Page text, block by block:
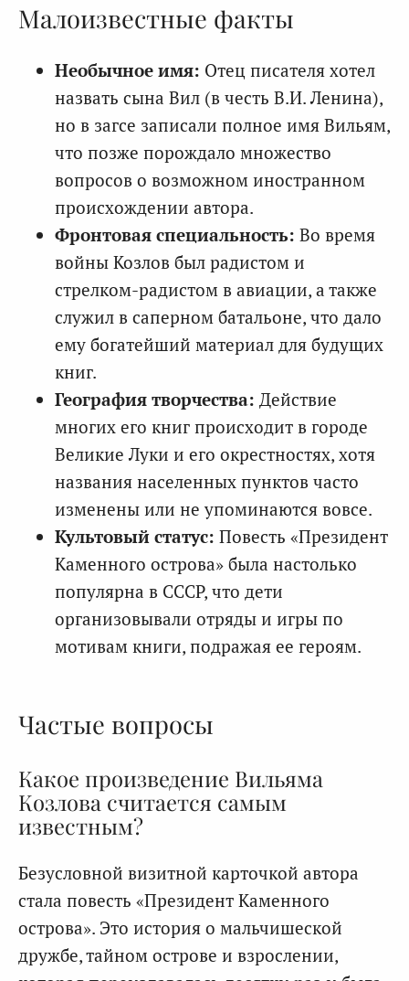
Малоизвестные факты
Необычное имя: Отец писателя хотел
назвать сына Вил (в честь В.И. Ленина),
но в загсе записали полное имя Вильям,
что позже порождало множество
вопросов о возможном иностранном
происхождении автора.
Фронтовая специальность: Во время
войны Козлов был радистом и
стрелком-радистом в авиации, а также
служил в саперном батальоне, что дало
ему богатейший материал для будущих
книг.
География творчества: Действие
многих его книг происходит в городе
Великие Луки и его окрестностях, хотя
названия населенных пунктов часто
изменены или не упоминаются вовсе.
Культовый статус: Повесть «Президент
Каменного острова» была настолько
популярна в СССР, что дети
организовывали отряды и игры по
мотивам книги, подражая ее героям.
Частые вопросы
Какое произведение Вильяма
Козлова считается самым
известным?
Безусловной визитной карточкой автора
стала повесть «Президент Каменного
острова». Это история о мальчишеской
дружбе, тайном острове и взрослении,